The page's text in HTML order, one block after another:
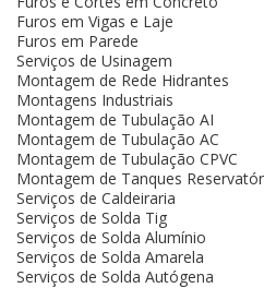
Furos em Vigas e Laje
Furos em Parede
Serviços de Usinagem
Montagem de Rede Hidrantes
Montagens Industriais
Montagem de Tubulação AI
Montagem de Tubulação AC
Montagem de Tubulação CPVC
Montagem de Tanques
Serviços de Caldeiraria
Serviços de Solda Tig
Serviços de Solda Alumínio
Serviços de Solda Amarela
Serviços de Solda Autógena